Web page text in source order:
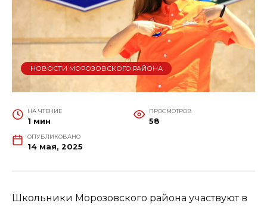
НОВОСТИ МОРОЗОВСКОГО РАЙОНА
НА ЧТЕНИЕ
1 мин
ПРОСМОТРОВ
58
ОПУБЛИКОВАНО
14 мая, 2025
Школьники Морозовского района участвуют в